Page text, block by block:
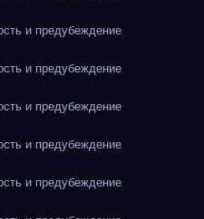
и предубеждение
и предубеждение
и предубеждение
и предубеждение
и предубеждение